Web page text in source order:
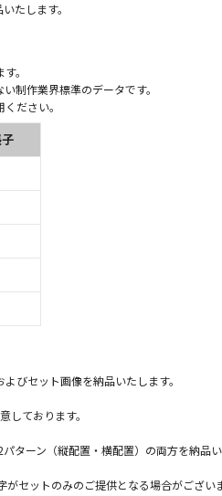
たします。
。
制作業界標準のデータです。
ださい。
びセット画像を納品いたします。
しております。
ターン（縦配置・横配置）の両方を納品
セットのみのご提供となる場合がございま